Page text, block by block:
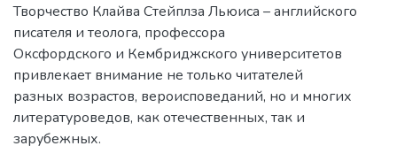
Творчество Клайва Стейплза Льюиса – английского
писателя и теолога, профессора
Оксфордского и Кембриджского университетов
привлекает внимание не только читателей
разных возрастов, вероисповеданий, но и многих
литературоведов, как отечественных, так и
зарубежных.